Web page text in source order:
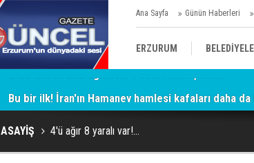
Ana Sayfa Günün Haberleri
ERZURUM
Bu bir ilk! İran'ın Hamaney hamlesi kafaları daha da
ASAYİŞ 4'ü ağır 8 yaralı var!...